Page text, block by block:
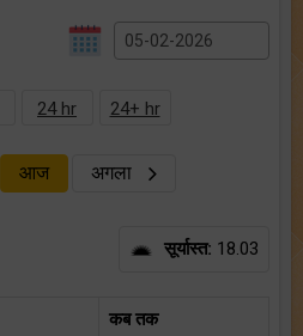
24 hr 24+ hr
आज अगला
सूर्यास्त: 18.03
कब तक